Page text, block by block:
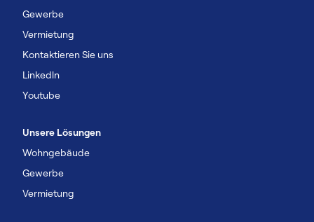
Gewerbe
Vermietung
Kontaktieren Sie uns
Linkedln
Youtube
Unsere Lösungen
Wohngebäude
Gewerbe
Vermietung